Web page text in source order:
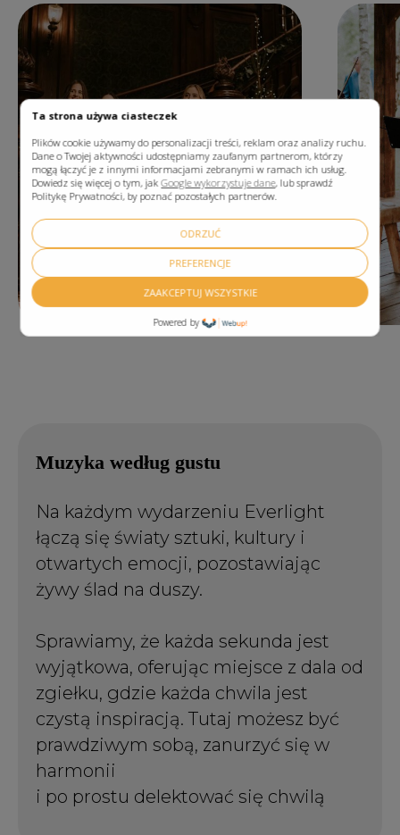
Ta strona używa ciasteczek
Plików cookie używamy do personalizacji treści, reklam oraz analizy ruchu.
Dane o Twojej aktywności udostępniamy zaufanym partnerom, którzy
mogą łączyć je z innymi informacjami zebranymi w ramach ich usług.
Dowiedz się więcej o tym, jakGoogle wykorzystuje dane, lub sprawdź
Politykę Prywatności, by poznać pozostałych partnerów.
ODRZUĆ
PREFERENCJE
ZAAKCEPTUJ WSZYSTKIE
Powered by
Muzyka według gustu
Na każdym wydarzeniu Everlight
łączą się światy sztuki, kultury i
otwartych emocji, pozostawiając
żywy ślad na duszy.
Sprawiamy, że każda sekunda jest
wyjątkowa, oferując miejsce z dala od
zgiełku, gdzie każda chwila jest
czystą inspiracją. Tutaj możesz być
prawdziwym sobą, zanurzyć się w
harmonii
i po prostu delektować się chwilą